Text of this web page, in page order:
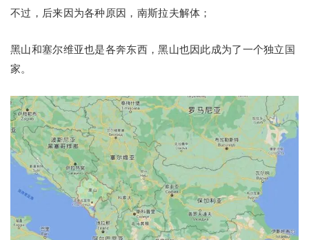
不过，后来因为各种原因，南斯拉夫解体；
黑山和塞尔维亚也是各奔东西，黑山也因此成为了一个独立国
家。